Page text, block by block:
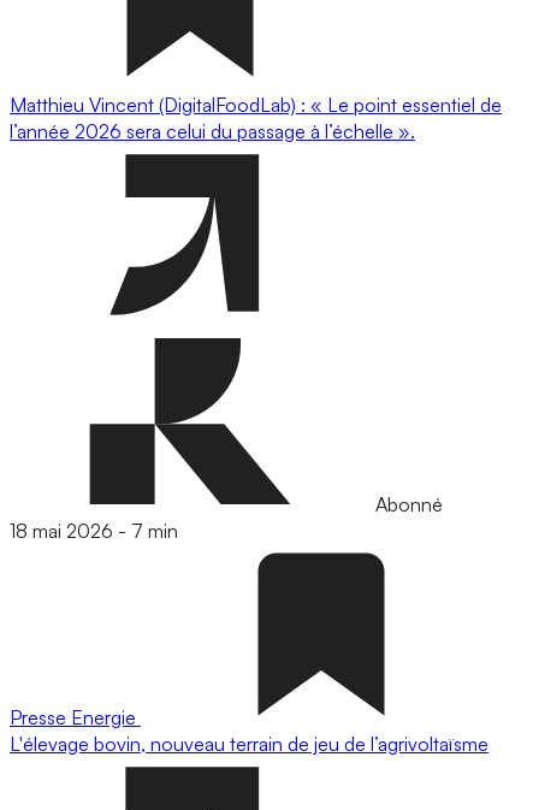
Matthieu Vincent (DigitalFoodLab) : « Le point essentiel de
l’année 2026 sera celui du passage à l’échelle ».
Abonné
18 mai 2026 - 7 min
Presse Energie
L'élevage bovin, nouveau terrain de jeu de l’agrivoltaïsme